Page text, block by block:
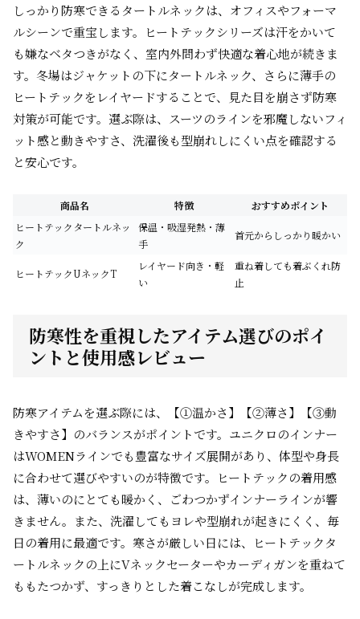
しっかり防寒できるタートルネックは、オフィスやフォーマ
ルシーンで重宝します。ヒートテックシリーズは汗をかいて
も嫌なベタつきがなく、室内外問わず快適な着心地が続きま
す。冬場はジャケットの下にタートルネック、さらに薄手の
ヒートテックをレイヤードすることで、見た目を崩さず防寒
対策が可能です。選ぶ際は、スーツのラインを邪魔しないフィ
ット感と動きやすさ、洗濯後も型崩れしにくい点を確認する
と安心です。
商品名 特徴
おすすめポイント
ヒートテックタートルネッ
ク
保温・吸湿発熱・薄
手
首元からしっかり暖かい
ヒートテックUネックT
レイヤード向き・軽
い
重ね着しても着ぶくれ防
止
防寒性を重視したアイテム選びのポイ
ントと使用感レビュー
防寒アイテムを選ぶ際には、【①温かさ】【②薄さ】【③動
きやすさ】のバランスがポイントです。ユニクロのインナー
はWOMENラインでも豊富なサイズ展開があり、体型や身長
に合わせて選びやすいのが特徴です。ヒートテックの着用感
は、薄いのにとても暖かく、ごわつかずインナーラインが響
きません。また、洗濯してもヨレや型崩れが起きにくく、毎
日の着用に最適です。寒さが厳しい日には、ヒートテックタ
ートルネックの上にVネックセーターやカーディガンを重ねて
ももたつかず、すっきりとした着こなしが完成します。